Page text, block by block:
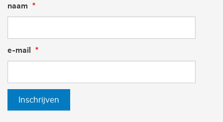
naam
e-mail
Inschrijven